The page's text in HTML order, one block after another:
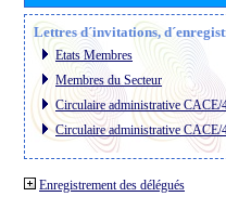
Lettres d´invitations,
Etats Membres
Membres du Secteur
Circulaire administrative CACE/
Circulaire administrative CACE/
Enregistrement des délégués